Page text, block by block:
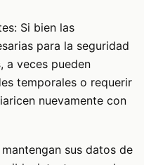
Si bien las
para la seguridad
a veces pueden
temporales o requerir
nuevamente con
sus datos de